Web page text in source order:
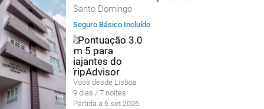
Santo Domingo
Seguro Básico Incluído
Voos desde Lisboa
9 dias / 7 noites
Partida a 6 set 2026